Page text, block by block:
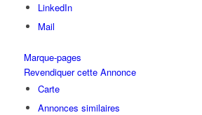
LinkedIn
Mail
Marque-pages
Revendiquer cette Annonce
Carte
Annonces similaires